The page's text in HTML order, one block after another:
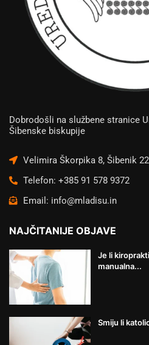
Dobrodošli na službene stranice
Šibenske biskupije
Velimira Škorpika 8, Šibenik
Telefon: +385 91 578 9372
Email: info@mladisu.in
NAJČITANIJE OBJAVE
Je li
manualna...
Smiju li